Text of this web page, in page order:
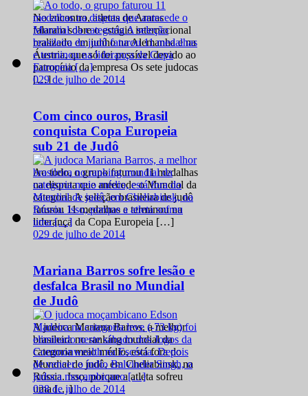
No encontro, atletas de Araras
falaram sobre o estágio internacional
realizado em junho na Alemanha e na
Áustria, que só foi possível devido ao
patrocínio da empresa Os sete judocas
[…]
029 de julho de 2014
Com cinco ouros, Brasil
conquista Copa Europeia
sub 21 de Judô
Ao todo, o grupo faturou 11 medalhas
na disputa que antecede o Mundial da
categoria A seleção brasileira de judô
faturou 11 medalhas e terminou na
liderança da Copa Europeia […]
029 de julho de 2014
Mariana Barros sofre lesão e
desfalca Brasil no Mundial
de Judô
A judoca Mariana Barros, a melhor
brasileira no ranking mundial da
categoria meio médio, está fora do
Mundial de judô, em Cheliabinsk, na
Rússia. Isso, porque a atleta sofreu
uma […]
028 de julho de 2014